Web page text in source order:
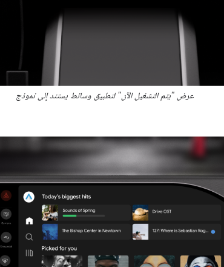
عرض "يتم التشغيل الآن" لتطبيق وسائط يستند إلى نموذج